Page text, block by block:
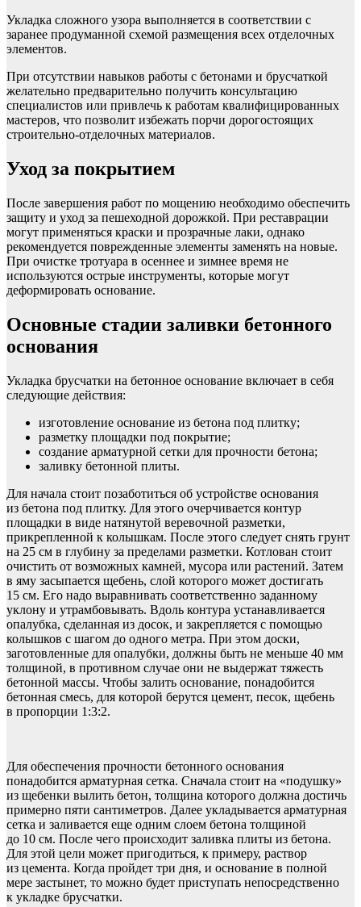
Укладка сложного узора выполняется в соответствии с
заранее продуманной схемой размещения всех отделочных
элементов.
При отсутствии навыков работы с бетонами и брусчаткой
желательно предварительно получить консультацию
специалистов или привлечь к работам квалифицированных
мастеров, что позволит избежать порчи дорогостоящих
строительно-отделочных материалов.
Уход за покрытием
После завершения работ по мощению необходимо обеспечить
защиту и уход за пешеходной дорожкой. При реставрации
могут применяться краски и прозрачные лаки, однако
рекомендуется поврежденные элементы заменять на новые.
При очистке тротуара в осеннее и зимнее время не
используются острые инструменты, которые могут
деформировать основание.
Основные стадии заливки бетонного
основания
Укладка брусчатки на бетонное основание включает в себя
следующие действия:
изготовление основание из бетона под плитку;
разметку площадки под покрытие;
создание арматурной сетки для прочности бетона;
заливку бетонной плиты.
Для начала стоит позаботиться об устройстве основания
из бетона под плитку. Для этого очерчивается контур
площадки в виде натянутой веревочной разметки,
прикрепленной к колышкам. После этого следует снять грунт
на 25 см в глубину за пределами разметки. Котлован стоит
очистить от возможных камней, мусора или растений. Затем
в яму засыпается щебень, слой которого может достигать
15 см. Его надо выравнивать соответственно заданному
уклону и утрамбовывать. Вдоль контура устанавливается
опалубка, сделанная из досок, и закрепляется с помощью
колышков с шагом до одного метра. При этом доски,
заготовленные для опалубки, должны быть не меньше 40 мм
толщиной, в противном случае они не выдержат тяжесть
бетонной массы. Чтобы залить основание, понадобится
бетонная смесь, для которой берутся цемент, песок, щебень
в пропорции 1:3:2.
Для обеспечения прочности бетонного основания
понадобится арматурная сетка. Сначала стоит на «подушку»
из щебенки вылить бетон, толщина которого должна достичь
примерно пяти сантиметров. Далее укладывается арматурная
сетка и заливается еще одним слоем бетона толщиной
до 10 см. После чего происходит заливка плиты из бетона.
Для этой цели может пригодиться, к примеру, раствор
из цемента. Когда пройдет три дня, и основание в полной
мере застынет, то можно будет приступать непосредственно
к укладке брусчатки.